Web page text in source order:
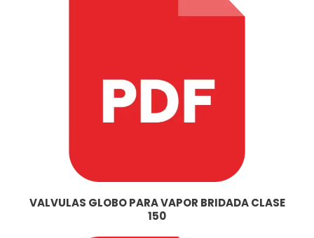
VALVULAS GLOBO PARA VAPOR BRIDADA CLASE
150